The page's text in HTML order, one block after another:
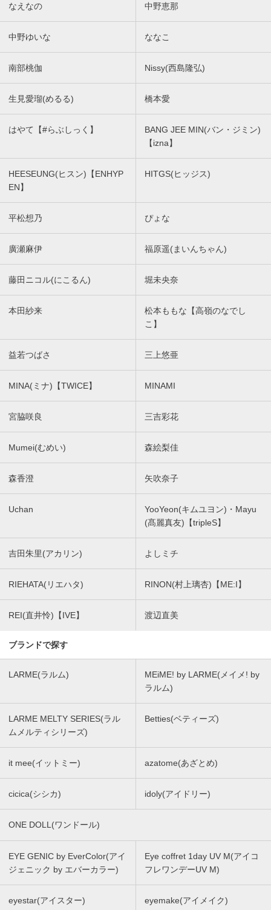
なえなの 中野恵那
中野ゆいな ななこ
南部桃伽 Nissy(西島隆弘)
生見愛瑠(めるる) 橋本愛
はやて【#らぶしっく】
BANG JEE MIN(バン・ジミン)
【izna】
HEESEUNG(ヒスン)【ENHYP
EN】
HITGS(ヒッジス)
平松想乃 ぴょな
廣瀬麻伊 福原遥(まいんちゃん)
藤田ニコル(にこるん) 堀未央奈
本田紗来
松本ももな【高嶺のなでし
こ】
益若つばさ 三上悠亜
MINA(ミナ)【TWICE】 MINAMI
宮脇咲良 三吉彩花
Mumei(むめい) 森絵梨佳
森香澄 矢吹奈子
Uchan
YooYeon(キムユヨン)・Mayu
(髙麗真友)【tripleS】
吉田朱里(アカリン) よしミチ
RIEHATA(リエハタ) RINON(村上璃杏)【ME:I】
REI(直井怜)【IVE】 渡辺直美
ブランドで探す
LARME(ラルム)
MEiME! by LARME(メイメ! by
ラルム)
LARME MELTY SERIES(ラル
ムメルティシリーズ)
Betties(ベティーズ)
it mee(イットミー) azatome(あざとめ)
cicica(シシカ) idoly(アイドリー)
ONE DOLL(ワンドール)
EYE GENIC by EverColor(アイ
ジェニック by エバーカラー)
Eye coffret 1day UV M(アイコ
フレワンデーUV M)
eyestar(アイスター) eyemake(アイメイク)